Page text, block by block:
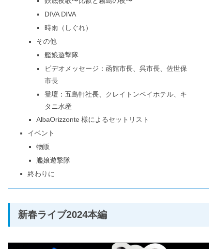
DIVA DIVA
時雨（しぐれ）
その他
艦娘遊撃隊
ビデオメッセージ：函館市長、呉市長、佐世保
市長
登壇：五島軒社長、クレイトンベイホテル、キ
タニ水産
AlbaOrizzonte 様によるセットリスト
イベント
物販
艦娘遊撃隊
終わりに
新春ライブ2024本編